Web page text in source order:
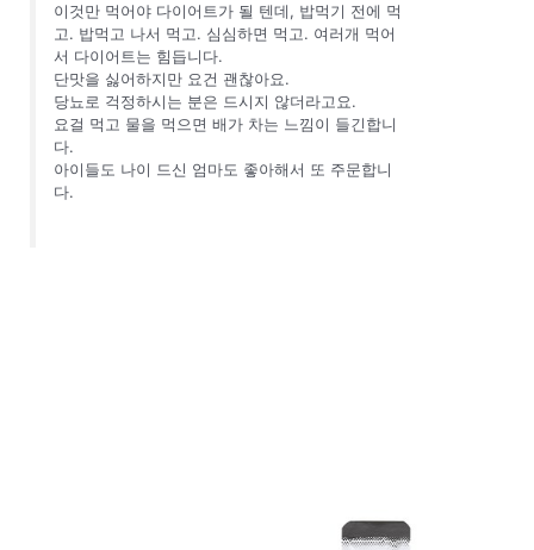
이것만 먹어야 다이어트가 될 텐데, 밥먹기 전에 먹
고. 밥먹고 나서 먹고. 심심하면 먹고. 여러개 먹어
서 다이어트는 힘듭니다.
단맛을 싫어하지만 요건 괜찮아요.
당뇨로 걱정하시는 분은 드시지 않더라고요.
요걸 먹고 물을 먹으면 배가 차는 느낌이 들긴합니
다.
아이들도 나이 드신 엄마도 좋아해서 또 주문합니
다.